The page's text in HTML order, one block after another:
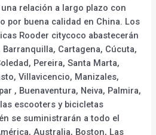
relación a largo plazo con
por buena calidad en China. Los
Rooder citycoco abastecerán
Cartagena, Cúcuta,
Pereira, Santa Marta,
Villavicencio, Manizales,
, Buenaventura, Neiva, Palmira,
escooters y bicicletas
se suministrarán a todo el
Australia, Boston, Las